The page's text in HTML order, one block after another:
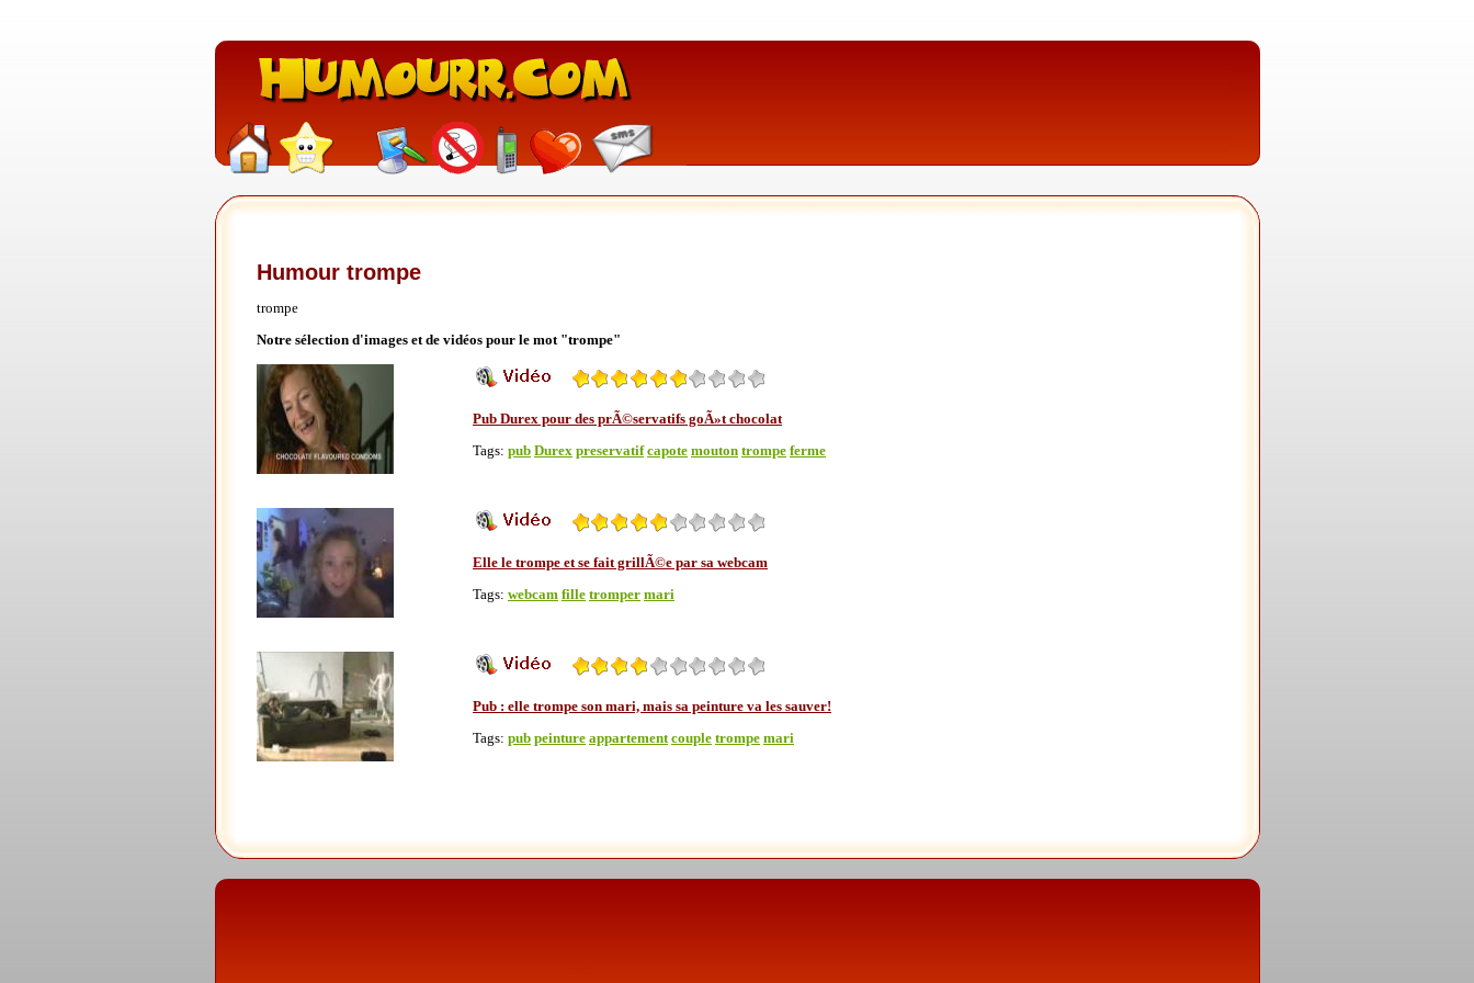
Humour trompe
trompe
Notre sélection d'images et de vidéos pour le mot "trompe"
Pub Durex pour des prÃ©servatifs goÃ»t chocolat
Tags: pub Durex preservatif capote mouton trompe ferme
Elle le trompe et se fait grillÃ©e par sa webcam
Tags: webcam fille tromper mari
Pub : elle trompe son mari, mais sa peinture va les sauver!
Tags: pub peinture appartement couple trompe mari